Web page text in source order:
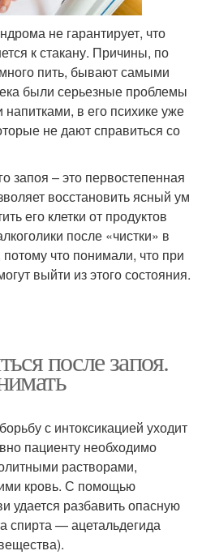
не гарантирует, что
к стакану. Причины, по
пить, бывают самыми
были серьезные проблемы
в его психике уже
не дают справиться со
запоя – это первостепенная
восстановить ясный ум
его клетки от продуктов
после «чистки» в
что понимали, что при
выйти из этого состояния.
после запоя.
с интоксикацией уходит
пациенту необходимо
растворами,
кровь. С помощью
удается разбавить опасную
спирта — ацетальдегида